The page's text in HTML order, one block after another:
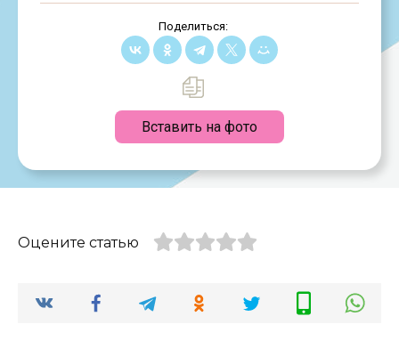
Поделиться:
Вставить на фото
Оцените статью